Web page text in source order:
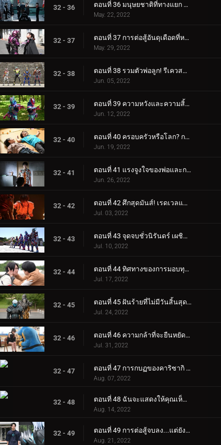
32 - 36 ตอนที่ 36 มนุษยชาติที่ทางแยก การตัดสินใจของพวกเราทุกคน
May. 22, 2022
32 - 37 ตอนที่ 37 การต่อสู้อันดุเดือดที่หลีกเลี่ยงไม่ได้! ภารกิจเพื่อทวงคืนปีศาจทำลายตัวเอง!
May. 29, 2022
32 - 38 ตอนที่ 38 รวมตัวพ่อลูก! รีเควสขั้นสุด!
Jun. 05, 2022
32 - 39 ตอนที่ 39 ความหวังและความสิ้นหวัง ความขัดแย้งของพี่น้อง
Jun. 12, 2022
32 - 40 ตอนที่ 40 ครอบครัวหรือโลก? การทะเลาะวิวาทระหว่างพี่น้อง!
Jun. 19, 2022
32 - 41 ตอนที่ 41 แรงจูงใจของพ่อและการตัดสินใจของลูกชาย!
Jun. 26, 2022
32 - 42 ตอนที่ 42 ศึกสุดมันส์! เรดเวลและดีสตรีม
Jul. 03, 2022
32 - 43 ตอนที่ 43 จุดจบชั่วนิรันดร์ เผชิญการกลับใจของคุณ
Jul. 10, 2022
32 - 44 ตอนที่ 44 ทิศทางของการมอบทุกสิ่งให้กับคุณ
Jul. 17, 2022
32 - 45 ตอนที่ 45 ฝันร้ายที่ไม่มีวันสิ้นสุด ผู้ปกป้องและผู้ถูกปกป้อง
Jul. 24, 2022
32 - 46 ตอนที่ 46 ความกล้าที่จะยืนหยัดร่วมกัน... จริงๆ แล้วคุณควรปกป้องอะไร?
Jul. 31, 2022
32 - 47 ตอนที่ 47 การกบฏของคาริซากิ ราคาของการเปลี่ยนแปลง
Aug. 07, 2022
32 - 48 ตอนที่ 48 ฉันจะแสดงให้คุณเห็นว่าฉันพร้อมแล้ว! ฉันคือ... ผู้ยุ่งอันดับหนึ่งของญี่ปุ่น!
Aug. 14, 2022
32 - 49 ตอนที่ 49 การต่อสู้จบลง...แต่ยังมีปีศาจเหลืออยู่
Aug. 21, 2022